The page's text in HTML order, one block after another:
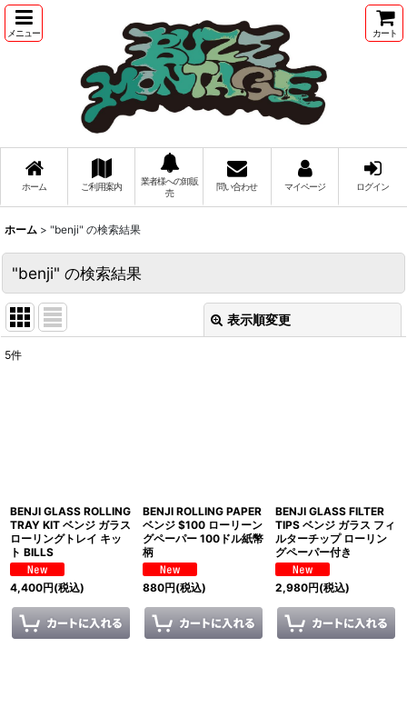
メニュー カート
ホーム ご利用案内
業者様への卸販
売
問い合わせ マイページ ログイン
ホーム > "benji" の検索結果
"benji" の検索結果
表示順変更
絞り込む
5件
BENJI GLASS ROLLING
TRAY KIT ベンジ ガラス
ローリングトレイ キッ
ト BILLS
4,400円(税込)
BENJI ROLLING PAPER
ベンジ $100 ローリーン
グペーパー 100ドル紙幣
柄
880円(税込)
BENJI GLASS FILTER
TIPS ベンジ ガラス フィ
ルターチップ ローリン
グペーパー付き
2,980円(税込)